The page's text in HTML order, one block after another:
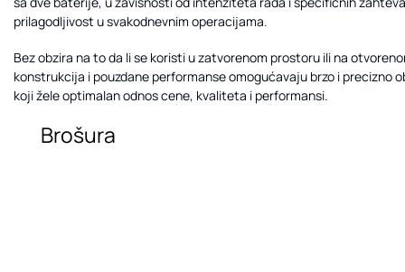
prilagodljivost u svakodnevnim operacijama.
Bez obzira na to da li se koristi u zatvorenom prostoru ili na
konstrukcija i pouzdane performanse omogućavaju brzo i precizno
koji žele optimalan odnos cene, kvaliteta i performansi.
Brošura